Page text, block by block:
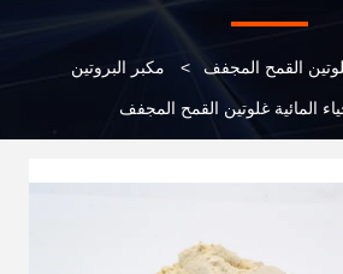
القمح المجفف > مكبر البروتين
المائية غلوتين القمح المجفف